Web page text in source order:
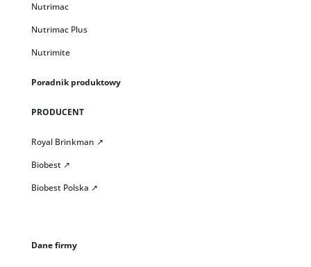
Nutrimac
Nutrimac Plus
Nutrimite
Poradnik produktowy
PRODUCENT
Royal Brinkman ↗
Biobest ↗
Biobest Polska ↗
Dane firmy